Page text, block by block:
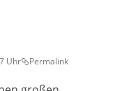
Uhr Permalink